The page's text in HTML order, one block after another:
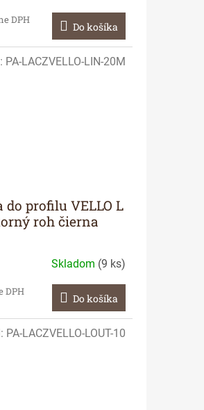
DPH
Do košíka
do profilu VELLO L
roh čierna
Skladom (9 ks)
DPH
Do košíka
PA-LACZVELLO-LIN-20M
PA-LACZVELLO-LOUT-10